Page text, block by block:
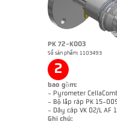
PK 72-K003
Số sản phẩm: 1103493
2
bao gồm:
- Pyrometer
- Bộ lắp ráp PK 15-
- Dây cáp VK 02/L AF 1
Ghi chú:
Brochure CellaTemp PK PKF PKL